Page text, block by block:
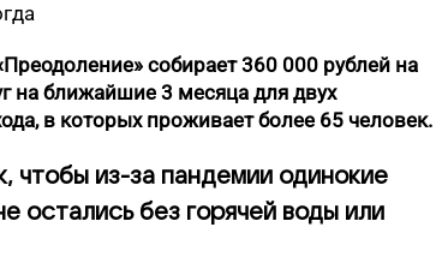
собирает 360 000 рублей на
на ближайшие 3 месяца для двух
в которых проживает более 65 человек.
чтобы из-за пандемии одинокие
остались без горячей воды или